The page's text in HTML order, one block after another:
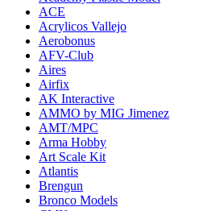
ACE
Acrylicos Vallejo
Aerobonus
AFV-Club
Aires
Airfix
AK Interactive
AMMO by MIG Jimenez
AMT/MPC
Arma Hobby
Art Scale Kit
Atlantis
Brengun
Bronco Models